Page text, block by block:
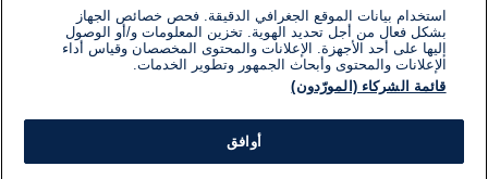
استخدام بيانات الموقع الجغرافي الدقيقة. فحص خصائص الجهاز
بشكل فعال من أجل تحديد الهوية. تخزين المعلومات و/أو الوصول
إليها على أحد الأجهزة. الإعلانات والمحتوى المخصصان وقياس أداء
الإعلانات والمحتوى وأبحاث الجمهور وتطوير الخدمات.
قائمة الشركاء (المورّدون)
أوافق